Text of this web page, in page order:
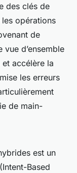
des clés de
opérations
de
d’ensemble
et accélère la
les erreurs
de main-
est un
Based